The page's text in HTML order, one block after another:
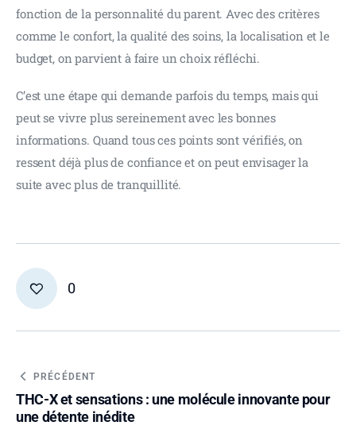
fonction de la personnalité du parent. Avec des critères
comme le confort, la qualité des soins, la localisation et le
budget, on parvient à faire un choix réfléchi.
C’est une étape qui demande parfois du temps, mais qui
peut se vivre plus sereinement avec les bonnes
informations. Quand tous ces points sont vérifiés, on
ressent déjà plus de confiance et on peut envisager la
suite avec plus de tranquillité.
0
PRÉCÉDENT
THC-X et sensations : une molécule innovante pour
une détente inédite